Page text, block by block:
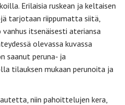
Erilaisia ruskean ja keltaisen
tarjotaan riippumatta siitä,
itsenäisesti ateriansa
olevassa kuvassa
saanut peruna- ja
tilauksen mukaan perunoita ja
niin pahoittelujen kera,